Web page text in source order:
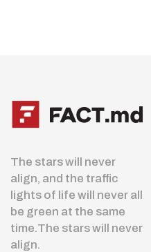
The stars will never
align, and the traffic
lights of life will never all
be green at the same
time.The stars will never
align.